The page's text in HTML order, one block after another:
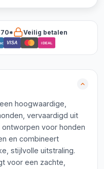
Veilig betalen
VISA iDEAL
hoogwaardige,
vervaardigd uit
voor honden
en combineert
stijlvolle uitstraling.
voor een zachte,